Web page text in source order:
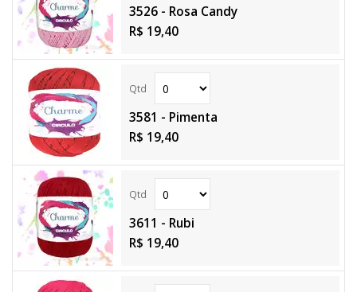
3526 - Rosa Candy
R$ 19,40
3581 - Pimenta
R$ 19,40
3611 - Rubi
R$ 19,40